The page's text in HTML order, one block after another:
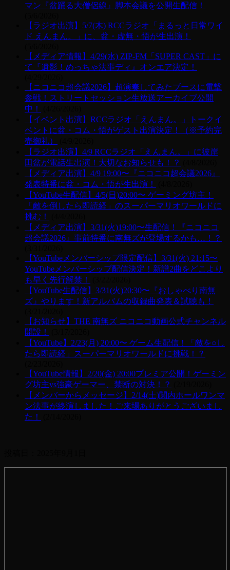
マン『盆踊る大僧侶線』脚本会議を公開生配信！
【ラジオ出演】5/7(木) RCCラジオ「まるっと日常ワイ
ド えんまん。」に、盆・虚無・悟が生出演！
【メディア情報】4/29(水) ZIP-FM「SUPER CAST」に
て『遺影！めっちゃ法事ディ』オンエア決定！
【ニコニコ超会議2026】超演奏してみたブースに電撃
参戦！ストリートセッション生放送アーカイブ公開
中！
【イベント出演】RCCラジオ「えんまん。」トークイ
ベントに盆・コム・悟がゲスト出演決定！（※予約完
売御礼）
【ラジオ出演】4/9 RCCラジオ「えんまん。」に彼岸
田盆が電話生出演！大切なお知らせも！？
【メディア出演】4/9 19:00〜『ニコニコ超会議2026』
発表特番に盆・コム・悟が生出演！
【YouTube生配信】4/5(日)20:00〜 ゲーミング坊主！
「敵を倒したら即読経」のスーパーマリオワールドに
挑む！
【メディア出演】3/31(火)19:00〜生配信！『ニコニコ
超会議2026』事前特番に南無ズが登場するかも…！？
【YouTubeメンバーシップ限定配信】3/31(火) 21:15〜
YouTubeメンバーシップ配信決定！新譜2曲をどこより
も早く先行解禁！
【YouTube生配信】3/31(火)20:30〜『おしゃべり南無
ズ』やります！新アルバムの収録曲発表＆試聴も！
【お知らせ】THE 南無ズ ニコニコ動画公式チャンネル
開設！
【YouTube】2/23(月) 20:00〜 ゲーム生配信！「敵を○し
たら即読経」スーパーマリオワールドに挑戦！？
【YouTube情報】2/20(金) 20:00プレミア公開！ゲーミン
グ坊主vs強豪ゲーマー、禁断の対決！？
【メンバーからメッセージ】2/14(土)関内ホールワンマ
ン法事が終演しました！ご来場ありがとうございまし
た！